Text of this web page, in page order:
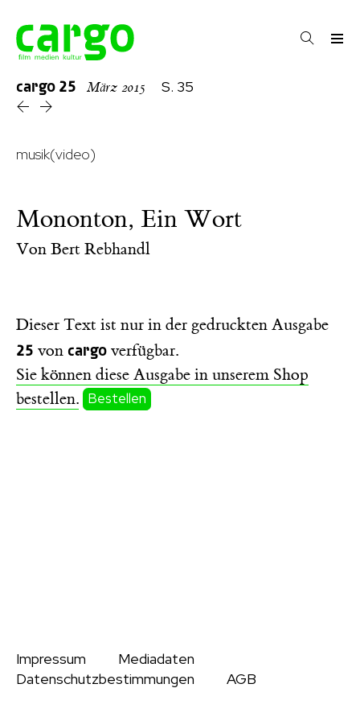
cargo 25 März 2015 S. 35
musik(video)
Mononton, Ein Wort
Von Bert Rebhandl
Dieser Text ist nur in der gedruckten Ausgabe
25 von cargo verfügbar.
Sie können diese Ausgabe in unserem Shop
bestellen. Bestellen
Impressum
Mediadaten
Datenschutzbestimmungen
AGB